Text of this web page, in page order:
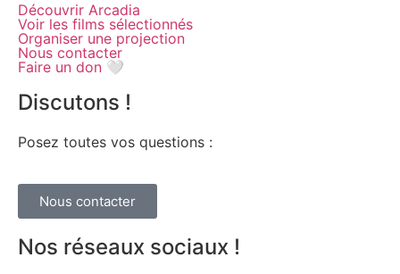
Découvrir Arcadia
Voir les films sélectionnés
Organiser une projection
Nous contacter
Faire un don 🤍
Discutons !
Posez toutes vos questions :
Nous contacter
Nos réseaux sociaux !